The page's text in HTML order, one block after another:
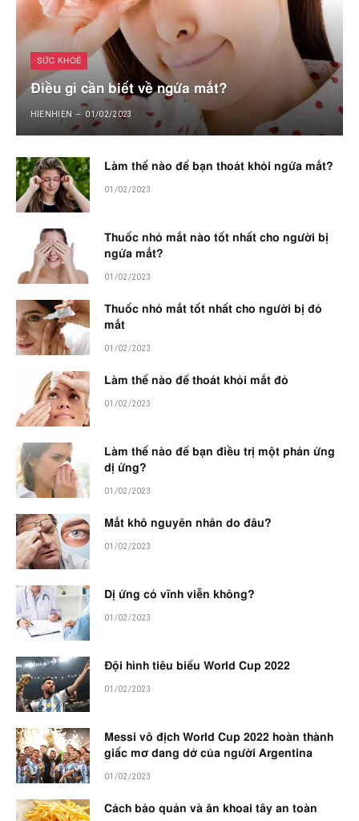
SỨC KHOẺ
Điều gì cần biết về ngứa mắt?
HIENHIEN 01/02/2023
Làm thế nào để bạn thoát khỏi ngứa mắt?
01/02/2023
Thuốc nhỏ mắt nào tốt nhất cho người bị
ngứa mắt?
01/02/2023
Thuốc nhỏ mắt tốt nhất cho người bị đỏ
mắt
01/02/2023
Làm thế nào để thoát khỏi mắt đỏ
01/02/2023
Làm thế nào để bạn điều trị một phản ứng
dị ứng?
01/02/2023
Mắt khô nguyên nhân do đâu?
01/02/2023
Dị ứng có vĩnh viễn không?
01/02/2023
Đội hình tiêu biểu World Cup 2022
01/02/2023
Messi vô địch World Cup 2022 hoàn thành
giấc mơ dang dở của người Argentina
01/02/2023
Cách bảo quản và ăn khoai tây an toàn